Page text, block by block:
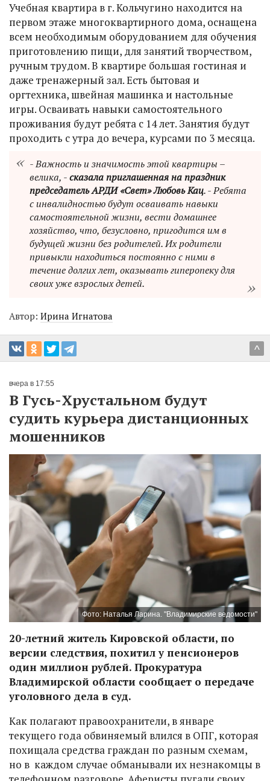
Учебная квартира в г. Кольчугино находится на
первом этаже многоквартирного дома, оснащена
всем необходимым оборудованием для обучения
приготовлению пищи, для занятий творчеством,
ручным трудом. В квартире большая гостиная и
даже тренажерный зал. Есть бытовая и
оргтехника, швейная машинка и настольные
игры. Осваивать навыки самостоятельного
проживания будут ребята с 14 лет. Занятия будут
проходить с утра до вечера, курсами по 3 месяца.
- Важность и значимость этой квартиры –
велика, -сказала приглашенная на праздник
председатель АРДИ «Свет» Любовь Кац. - Ребята
с инвалидностью будут осваивать навыки
самостоятельной жизни, вести домашнее
хозяйство, что, безусловно, пригодится им в
будущей жизни без родителей. Их родители
привыкли находиться постоянно с ними в
течение долгих лет, оказывать гиперопеку для
своих уже взрослых детей.
Автор: Ирина Игнатова
^
вчера в 17:55
В Гусь-Хрустальном будут
судить курьера дистанционных
мошенников
Фото: Наталья Ларина. "Владимирские ведомости"
20-летний житель Кировской области, по
версии следствия, похитил у пенсионеров
один миллион рублей. Прокуратура
Владимирской области сообщает о передаче
уголовного дела в суд.
Как полагают правоохранители, в январе
текущего года обвиняемый влился в ОПГ, которая
похищала средства граждан по разным схемам,
но в каждом случае обманывали их незнакомцы в